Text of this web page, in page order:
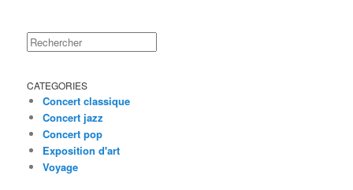
Rechercher
CATEGORIES
Concert classique
Concert jazz
Concert pop
Exposition d'art
Voyage